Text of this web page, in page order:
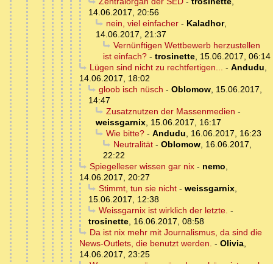
14.06.2017, 20:56
nein, viel einfacher- Kaladhor,
14.06.2017, 21:37
Vernünftigen Wettbewerb herzustellen
ist einfach? - trosinette, 15.06.2017, 06:14
Lügen sind nicht zu rechtfertigen... - Andudu,
14.06.2017, 18:02
gloob isch nüsch - Oblomow, 15.06.2017,
14:47
Zusatznutzen der Massenmedien -
weissgarnix, 15.06.2017, 16:17
Wie bitte?- Andudu, 16.06.2017, 16:23
Neutralität- Oblomow, 16.06.2017,
22:22
Spiegelleser wissen gar nix- nemo,
14.06.2017, 20:27
Stimmt, tun sie nicht- weissgarnix,
15.06.2017, 12:38
Weissgarnix ist wirklich der letzte. -
trosinette, 16.06.2017, 08:58
Da ist nix mehr mit Journalismus, da sind die
News-Outlets, die benutzt werden. - Olivia,
14.06.2017, 23:25